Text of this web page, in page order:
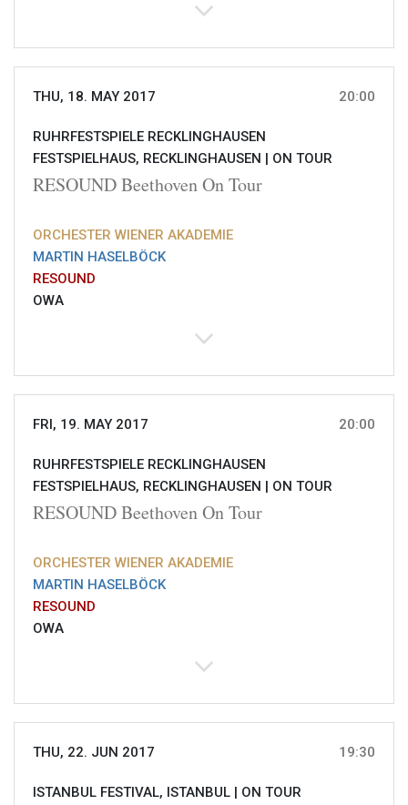
THU, 18. MAY 2017 20:00
RUHRFESTSPIELE RECKLINGHAUSEN
FESTSPIELHAUS, RECKLINGHAUSEN | ON TOUR
RESOUND Beethoven On Tour
ORCHESTER WIENER AKADEMIE
MARTIN HASELBÖCK
RESOUND
OWA
FRI, 19. MAY 2017 20:00
RUHRFESTSPIELE RECKLINGHAUSEN
FESTSPIELHAUS, RECKLINGHAUSEN | ON TOUR
RESOUND Beethoven On Tour
ORCHESTER WIENER AKADEMIE
MARTIN HASELBÖCK
RESOUND
OWA
THU, 22. JUN 2017 19:30
ISTANBUL FESTIVAL, ISTANBUL | ON TOUR